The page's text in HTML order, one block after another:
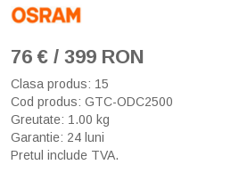
76 € / 399 RON
Clasa produs: 15
Cod produs: GTC-ODC2500
Greutate: 1.00 kg
Garantie: 24 luni
Pretul include TVA.